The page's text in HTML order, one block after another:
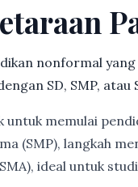
nonformal
SD, SMP, atau
untuk memulai
(SMP), langkah
ideal untuk